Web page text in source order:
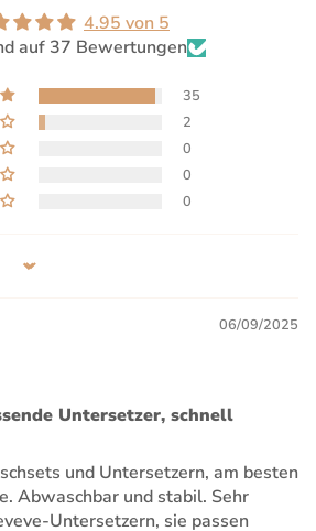
4.95 von 5
auf 37 Bewertungen
35
2
0
0
0
06/09/2025
Untersetzer, schnell
und Untersetzern, am besten
Abwaschbar und stabil. Sehr
Untersetzern, sie passen